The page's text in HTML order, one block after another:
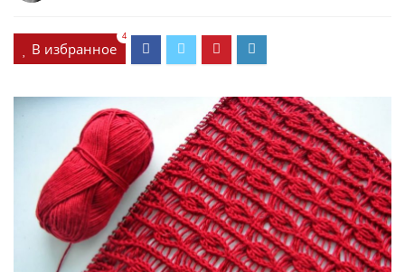
В избранное
4